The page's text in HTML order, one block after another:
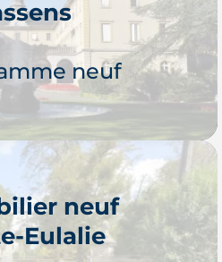
neuf
neuf
Eulalie